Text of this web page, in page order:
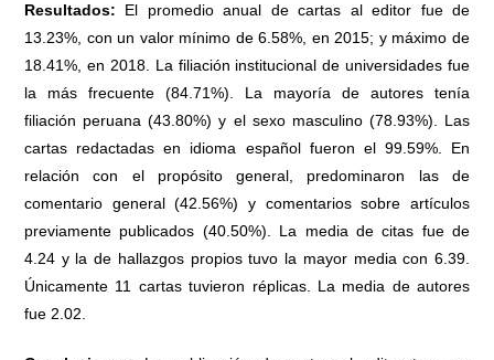
Resultados: El promedio anual de cartas al editor fue de
13.23%, con un valor mínimo de 6.58%, en 2015; y máximo de
18.41%, en 2018. La filiación institucional de universidades fue
la más frecuente (84.71%). La mayoría de autores tenía
filiación peruana (43.80%) y el sexo masculino (78.93%). Las
cartas redactadas en idioma español fueron el 99.59%. En
relación con el propósito general, predominaron las de
comentario general (42.56%) y comentarios sobre artículos
previamente publicados (40.50%). La media de citas fue de
4.24 y la de hallazgos propios tuvo la mayor media con 6.39.
Únicamente 11 cartas tuvieron réplicas. La media de autores
fue 2.02.